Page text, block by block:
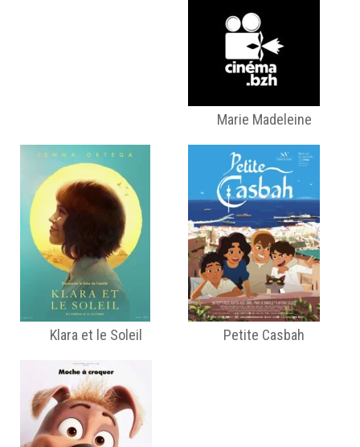
Marie Madeleine
Klara et le Soleil Petite Casbah